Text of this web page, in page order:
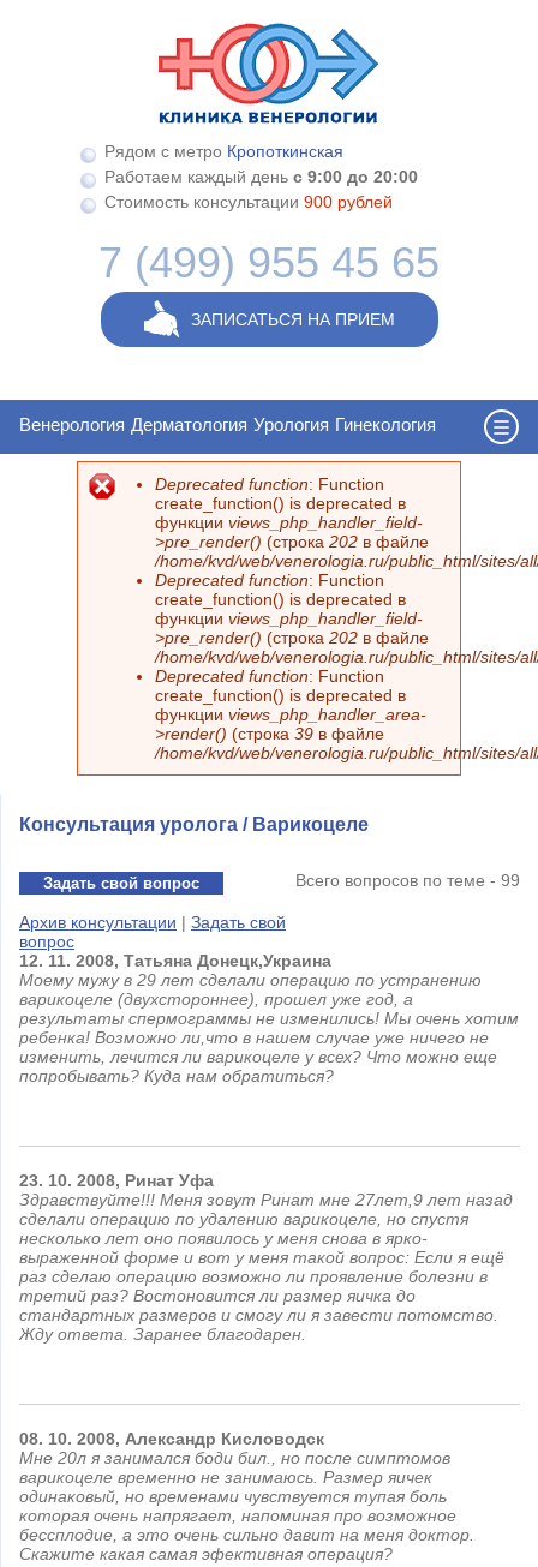
Рядом с метро Кропоткинская
Работаем каждый день с 9:00 до 20:00
Стоимость консультации 900 рублей
7 (499) 955 45 65
ЗАПИСАТЬСЯ НА ПРИЕМ
Венерология Дерматология Урология Гинекология
Сообщение об ошибке
Deprecated function: Function
create_function() is deprecated в
функции views_php_handler_field-
>pre_render() (строка 202 в файле
/home/kvd/web/venerologia.ru/public_html/sites/
Deprecated function: Function
create_function() is deprecated в
функции views_php_handler_field-
>pre_render() (строка 202 в файле
/home/kvd/web/venerologia.ru/public_html/sites/
Deprecated function: Function
create_function() is deprecated в
функции views_php_handler_area-
>render() (строка 39 в файле
/home/kvd/web/venerologia.ru/public_html/sites/
Консультация уролога / Варикоцеле
Задать свой вопрос Всего вопросов по теме - 99
Архив консультации | Задать свой
вопрос
12. 11. 2008, Татьяна Донецк,Украина
Моему мужу в 29 лет сделали операцию по устранению
варикоцеле (двухстороннее), прошел уже год, а
результаты спермограммы не изменились! Мы очень хотим
ребенка! Возможно ли,что в нашем случае уже ничего не
изменить, лечится ли варикоцеле у всех? Что можно еще
попробывать? Куда нам обратиться?
23. 10. 2008, Ринат Уфа
Здравствуйте!!! Меня зовут Ринат мне 27лет,9 лет назад
сделали операцию по удалению варикоцеле, но спустя
несколько лет оно появилось у меня снова в ярко-
выраженной форме и вот у меня такой вопрос: Если я ещё
раз сделаю операцию возможно ли проявление болезни в
третий раз? Востоновится ли размер яичка до
стандартных размеров и смогу ли я завести потомство.
Жду ответа. Заранее благодарен.
08. 10. 2008, Александр Кисловодск
Мне 20л я занимался боди бил., но после симптомов
варикоцеле временно не занимаюсь. Размер яичек
одинаковый, но временами чувствуется тупая боль
которая очень напрягает, напоминая про возможное
бессплодие, а это очень сильно давит на меня доктор.
Скажите какая самая эфективная операция?